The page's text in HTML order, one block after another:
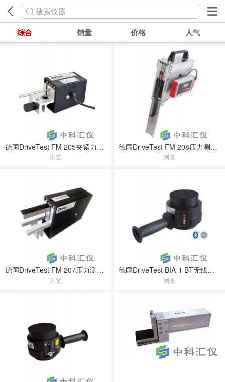
搜索仪器
综合 销量 价格 人气
德国DriveTest FM 205夹紧力测量装置
浏览
德国DriveTest FM 208压力测量仪
浏览
德国DriveTest FM 207压力测量仪
浏览
德国DriveTest BIA-1 BT无线夹紧力测量系统
浏览